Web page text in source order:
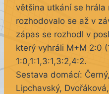
většina utkání se hrála
rozhodovalo se až v
zápas se rozhodl v
který vyhráli M+M 2:0
1:0,1:1,3:1,3:2,4:2.
Sestava domácí:
Lipchavský,